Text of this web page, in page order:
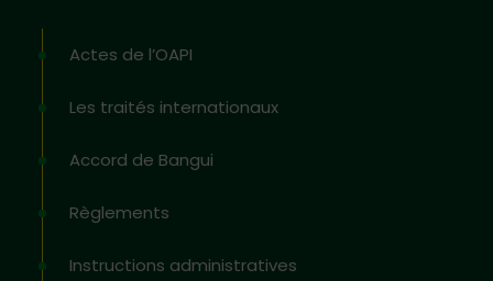
Actes de l’OAPI
Les traités internationaux
Accord de Bangui
Règlements
Instructions administratives